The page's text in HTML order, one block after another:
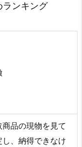
ランキング
商品の現物を見て
し、納得できなけ